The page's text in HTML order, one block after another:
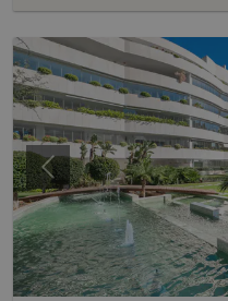
Précédent